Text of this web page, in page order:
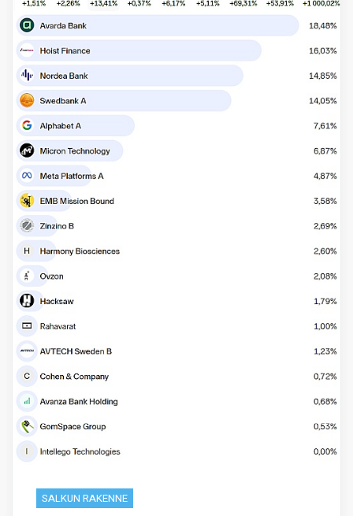
SALKUN RAKENNE